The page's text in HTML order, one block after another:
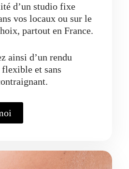
d’un studio fixe
vos locaux ou sur le
partout en France.
ainsi d’un rendu
et sans